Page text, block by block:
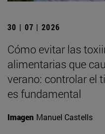
30 | 07 | 2026
Cómo evitar las
alimentarias que
verano: controlar el
es fundamental
Imagen Manuel Castells